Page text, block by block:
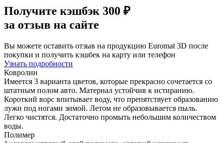
Получите кэшбэк 300 ₽
за отзыв на сайте
Вы можете оставить отзыв на продукцию Euromat 3D после
покупки и получить кэшбек на карту или телефон
Узнать подробности
Ковролин
Имеется 3 варианта цветов, которые прекрасно сочетается со
штатным полом авто. Материал устойчив к истиранию.
Короткий ворс впитывает воду, что препятствует образованию
лужи под ногами зимой. Летом не образовывается пыль.
Легко чистятся. Достаточно промыть небольшим количеством
воды.
Полимер